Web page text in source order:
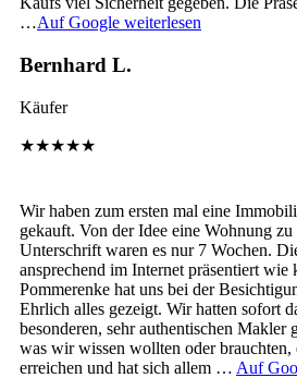
…Auf Google weiterlesen
Bernhard L.
Käufer
★★★★★
Wir haben zum ersten mal eine
gekauft. Von der Idee eine Wohnung
Unterschrift waren es nur 7 Wochen.
ansprechend im Internet präsentiert wie
Pommerenke hat uns bei der
Ehrlich alles gezeigt. Wir hatten sofort
besonderen, sehr authentischen Makler
was wir wissen wollten oder brauchten,
erreichen und hat sich allem … Auf